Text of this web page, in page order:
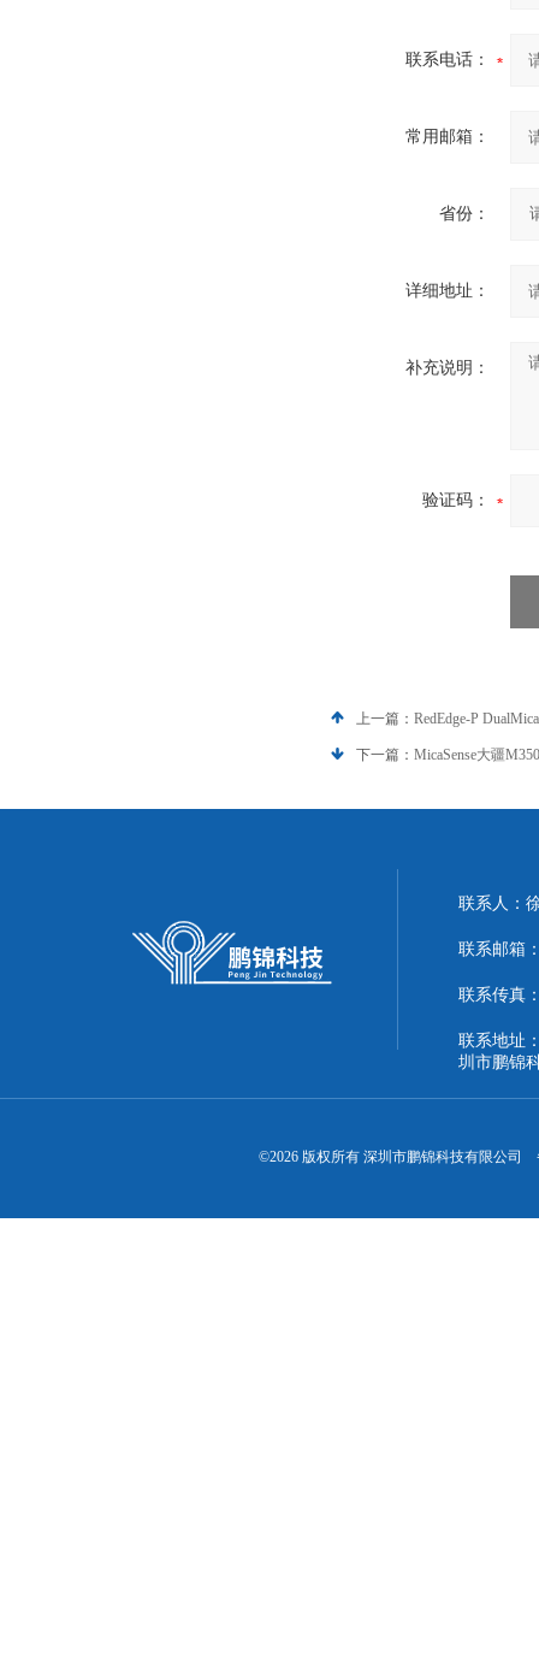
联系电话：
常用邮箱：
省份：
详细地址：
补充说明：
验证码：
上一篇： RedEdge‑P
下一篇： MicaSense大疆
联系人：
联系邮箱
联系传真
联系地址
圳市鹏锦
©2026 版权所有 深圳市鹏锦科技有限公司